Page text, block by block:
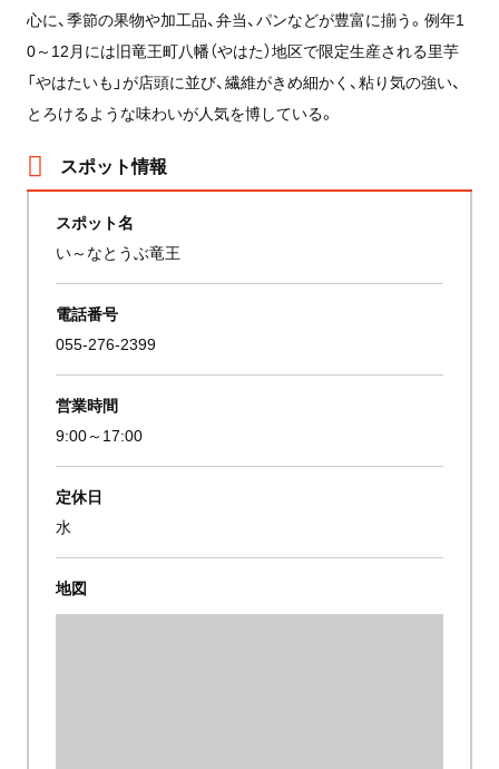
心に、季節の果物や加工品、弁当、パンなどが豊富に揃う。例年1
0～12月には旧竜王町八幡（やはた）地区で限定生産される里芋
「やはたいも」が店頭に並び、繊維がきめ細かく、粘り気の強い、
とろけるような味わいが人気を博している。
スポット情報
スポット名
い～なとうぶ竜王
電話番号
055-276-2399
営業時間
9:00～17:00
定休日
水
地図